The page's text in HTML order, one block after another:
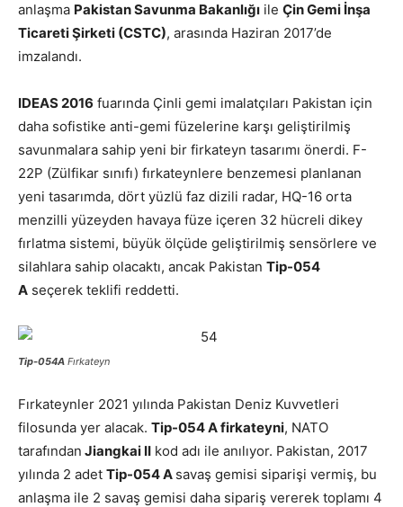
anlaşma Pakistan Savunma Bakanlığı ile Çin Gemi İnşa
Ticareti Şirketi (CSTC), arasında Haziran 2017’de
imzalandı.
IDEAS 2016 fuarında Çinli gemi imalatçıları Pakistan için
daha sofistike anti-gemi füzelerine karşı geliştirilmiş
savunmalara sahip yeni bir firkateyn tasarımı önerdi. F-
22P (Zülfikar sınıfı) fırkateynlere benzemesi planlanan
yeni tasarımda, dört yüzlü faz dizili radar, HQ-16 orta
menzilli yüzeyden havaya füze içeren 32 hücreli dikey
fırlatma sistemi, büyük ölçüde geliştirilmiş sensörlere ve
silahlara sahip olacaktı, ancak Pakistan Tip-054
A seçerek teklifi reddetti.
Tip-054A Fırkateyn
Fırkateynler 2021 yılında Pakistan Deniz Kuvvetleri
filosunda yer alacak. Tip-054 A firkateyni, NATO
tarafından Jiangkai II kod adı ile anılıyor. Pakistan, 2017
yılında 2 adet Tip-054 A savaş gemisi siparişi vermiş, bu
anlaşma ile 2 savaş gemisi daha sipariş vererek toplamı 4